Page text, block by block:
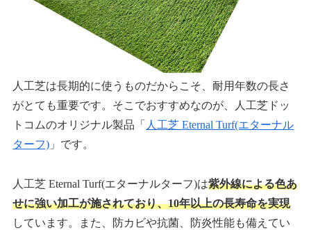
人工芝は長期的に使うものだからこそ、耐用年数の長さ
がとても重要です。そこでおすすめなのが、人工芝ドッ
トコムのオリジナル製品「 人工芝 Eternal Turf(エターナル
ターフ) 」です。
人工芝 Eternal Turf(エターナルターフ)は紫外線による色あ
せに強い加工が施されており、10年以上の長寿命を実現
しています。また、防カビや抗菌、防炎性能も備えてい